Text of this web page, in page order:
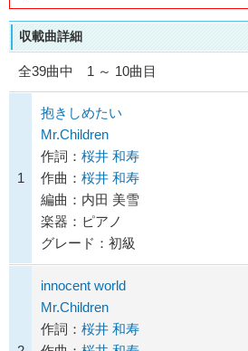
収載曲詳細
全39曲中 1 ～ 10曲目
1
抱きしめたい
Mr.Children
作詞： 桜井 和寿
作曲： 桜井 和寿
編曲：内田 美雪
楽器：ピアノ
グレード：初級
innocent world
Mr.Children
作詞： 桜井 和寿